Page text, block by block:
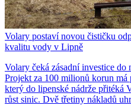
Volary postaví novou čističku
kvalitu vody v Lipně
Volary čeká zásadní investice
Projekt za 100 milionů korun
který do lipenské nádrže přitéká
růst sinic. Dvě třetiny nákladů